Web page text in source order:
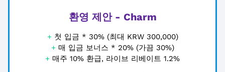
환영 제안 - Charm
+ 첫 입금 * 30% (최대 KRW 300,000)
+ 매 입금 보너스 * 20% (가끔 30%)
+ 매주 10% 환급, 라이브 리베이트 1.2%